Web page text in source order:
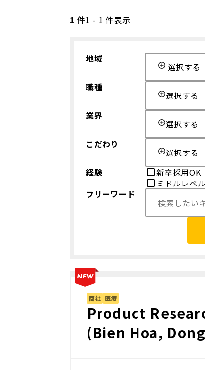
1 件1 - 1 件表示
地域
選択する
職種
選択する
業界
選択する
こだわり
選択する
経験
新卒採用OK
ミドルレベル
フリーワード
商社 医療
Product
(Bien Hoa,